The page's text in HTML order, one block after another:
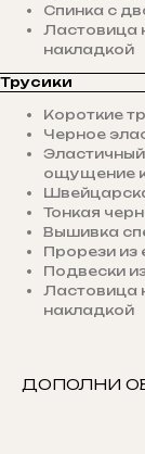
Спинка с
Ластовица
накладкой
Трусики
Короткие
Черное
ощущение
Тонкая
Вышивка
Прорези из
Подвески
Ластовица
накладкой
ДОПОЛНИ